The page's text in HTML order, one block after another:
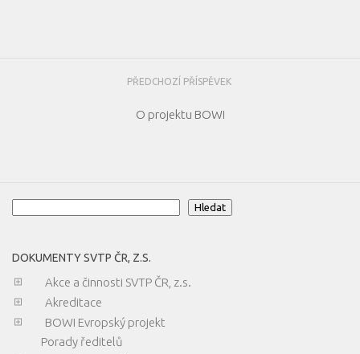
PŘEDCHOZÍ PŘÍSPĚVEK
O projektu BOWI
Hledat
DOKUMENTY SVTP ČR, Z.S.
Akce a činnosti SVTP ČR, z.s.
Akreditace
BOWI Evropský projekt
Porady ředitelů